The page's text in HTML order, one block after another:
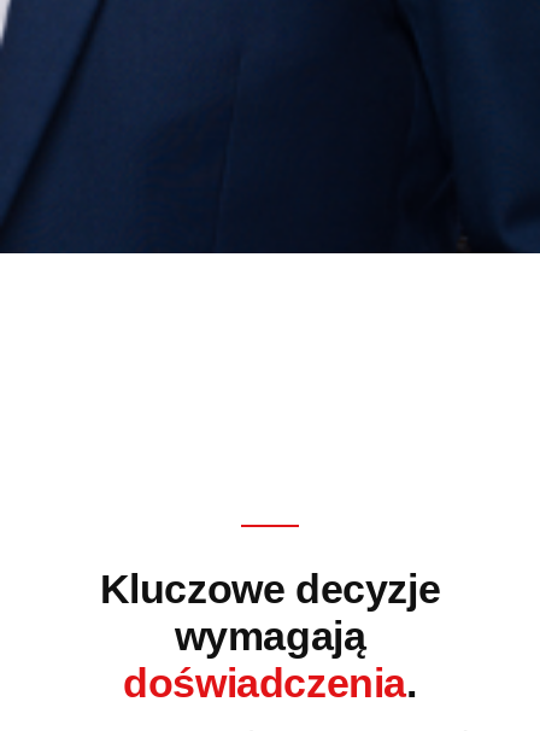
Kluczowe decyzje
wymagają
doświadczenia.